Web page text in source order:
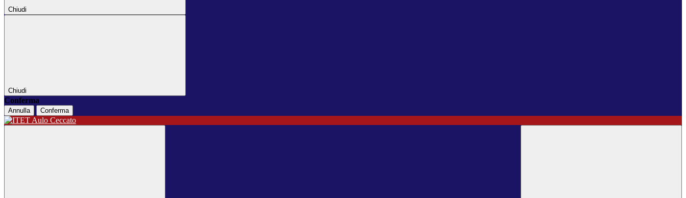
Chiudi
Chiudi
Conferma
Annulla Conferma